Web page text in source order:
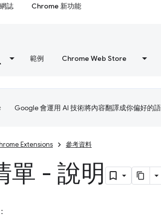
網誌 Chrome 新功能
範例 Chrome Web Store
Google 會運用 AI 技術將內容翻譯成你偏好的語
Extensions 參考資料
單 - 說明